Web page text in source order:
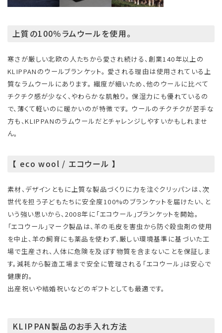
上質の100％ラムウールを使用。
寒さが厳しい北欧の人たちから愛され続ける、創業140年以上の
KLIPPANのウールブランケット。 愛される理由は使用されている上
質なラムウールにあります。 繊度が細いため、他のウールに比べて
チクチク感が少なく、やわらかな肌触り。 保湿力にも優れているの
で、薄くて軽いのに暖かいのが特徴です。 ウールのチクチクが苦手な
方も、KLIPPANのラムウールだとチャレンジしやすいかもしれませ
ん。
【 eco wool / エコウール 】
素材、デザインともに上質な製品づくりに力を注ぐクリッパンは、次
世代を担う子どもたちに安全度100%のブランケットを届けたい、と
いう強い思いから、2008年に「エコウール」ブランケットを開始。
「エコウール」マーク製品は、羊の毛皮を害虫から防ぐ殺虫剤の使用
を中止、羊の飼育にも薬品を使わず、厳しい環境基準に基づいた工
場で生産され、人体に危険を及ぼす物質を含まないことを保証しま
す。減耗から製造工場まで安全に管理される「エコウール」は安心で
健康的。
出産祝いや結婚祝いなどのギフトとしても最適です。
KLIPPAN製品のお手入れ方法